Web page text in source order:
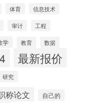
体育 信息技术
审计 工程
学 教育 数据
最新报价
研究
称论文 自己的